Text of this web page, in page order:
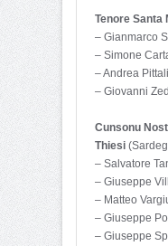
Tenore Santa
– Gianmarco
– Simone
– Andrea
– Giovanni
Cunsonu
Thiesi
– Salvatore
– Giuseppe
– Matteo
– Giuseppe
– Giuseppe